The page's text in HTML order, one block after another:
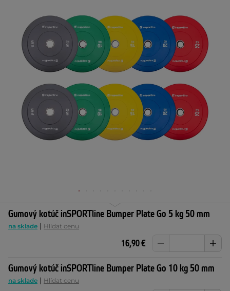
Gumový kotúč inSPORTline Bumper Plate Go 5 kg 50 mm
na sklade | Hlídat cenu
16,90 €
Gumový kotúč inSPORTline Bumper Plate Go 10 kg 50 mm
na sklade | Hlídat cenu